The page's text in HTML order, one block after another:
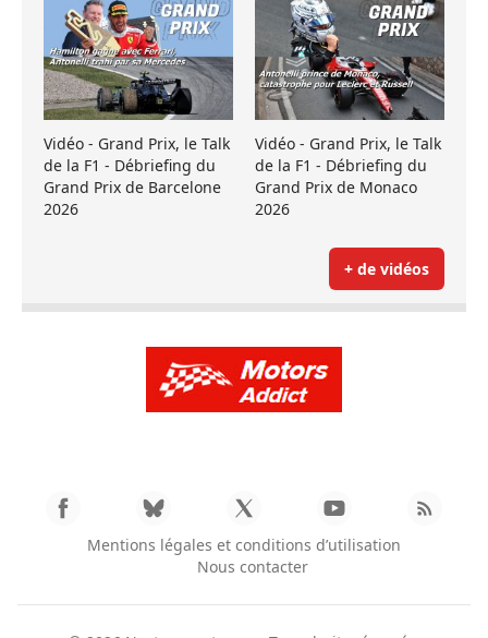
Vidéo - Grand Prix, le Talk
de la F1 - Débriefing du
Grand Prix de Barcelone
2026
Vidéo - Grand Prix, le Talk
de la F1 - Débriefing du
Grand Prix de Monaco
2026
+ de vidéos
Mentions légales et conditions d’utilisation
Nous contacter